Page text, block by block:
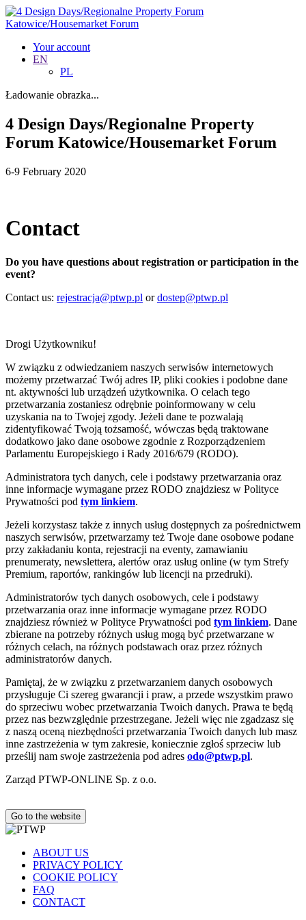
Your account
EN
PL
Ładowanie obrazka...
4 Design Days/Regionalne Property
Forum Katowice/Housemarket Forum
6-9 February 2020
Contact
Do you have questions about registration or participation in the
event?
Contact us: rejestracja@ptwp.pl ordostep@ptwp.pl
Drogi Użytkowniku!
W związku z odwiedzaniem naszych serwisów internetowych
możemy przetwarzać Twój adres IP, pliki cookies i podobne dane
nt. aktywności lub urządzeń użytkownika. O celach tego
przetwarzania zostaniesz odrębnie poinformowany w celu
uzyskania na to Twojej zgody. Jeżeli dane te pozwalają
zidentyfikować Twoją tożsamość, wówczas będą traktowane
dodatkowo jako dane osobowe zgodnie z Rozporządzeniem
Parlamentu Europejskiego i Rady 2016/679 (RODO).
Administratora tych danych, cele i podstawy przetwarzania oraz
inne informacje wymagane przez RODO znajdziesz w Polityce
Prywatności pod tym linkiem.
Jeżeli korzystasz także z innych usług dostępnych za pośrednictwem
naszych serwisów, przetwarzamy też Twoje dane osobowe podane
przy zakładaniu konta, rejestracji na eventy, zamawianiu
prenumeraty, newslettera, alertów oraz usług online (w tym Strefy
Premium, raportów, rankingów lub licencji na przedruki).
Administratorów tych danych osobowych, cele i podstawy
przetwarzania oraz inne informacje wymagane przez RODO
znajdziesz również w Polityce Prywatności pod tym linkiem. Dane
zbierane na potrzeby różnych usług mogą być przetwarzane w
różnych celach, na różnych podstawach oraz przez różnych
administratorów danych.
Pamiętaj, że w związku z przetwarzaniem danych osobowych
przysługuje Ci szereg gwarancji i praw, a przede wszystkim prawo
do sprzeciwu wobec przetwarzania Twoich danych. Prawa te będą
przez nas bezwzględnie przestrzegane. Jeżeli więc nie zgadzasz się
z naszą oceną niezbędności przetwarzania Twoich danych lub masz
inne zastrzeżenia w tym zakresie, koniecznie zgłoś sprzeciw lub
prześlij nam swoje zastrzeżenia pod adres odo@ptwp.pl.
Zarząd PTWP-ONLINE Sp. z o.o.
Go to the website
ABOUT US
PRIVACY POLICY
COOKIE POLICY
FAQ
CONTACT